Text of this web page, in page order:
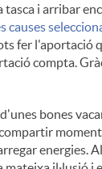
i arribar
causes
fer l'aportació
compta.
bones
energies.